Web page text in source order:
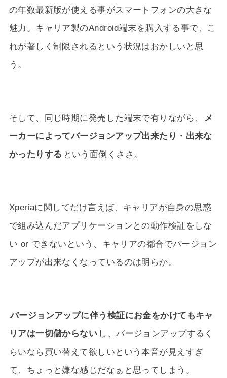
の年数最新版が使える事がスマートフォンの大きな
魅力。キャリア製のAndroid端末を購入する事で、こ
れが著しく制限されるという状況はおかしいと思
う。
そして、同じ時期に発売した端末で有りながら、
メ
ーカーによってバージョンアップ出来たり・出来な
かったりする という面倒くささ。
Xperiaに関してだけ言えば、キャリアが自身の思惑
で組み込んだアプリケーションとの動作検証をしな
い or できないという、キャリアの都合でバージョン
アップが出来なくなっているのは明らか。
バージョンアップに伴う検証にお金をかけてもキャ
リアは一切儲からない し、バージョンアップするく
らいなら買い替えて欲しいという本音が見えすぎ
て、ちょっと嫌な感じだなぁと思ってしまう。